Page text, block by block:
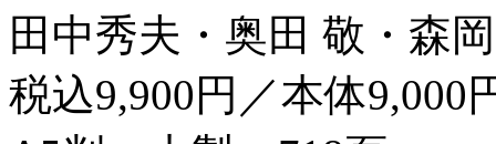
田中秀夫・奥田 敬・森
税込9,900円／本体9,000